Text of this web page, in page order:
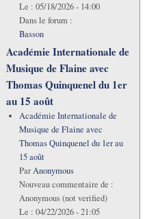
Le : 05/18/2026 - 14:00
Dans le forum :
Basson
Académie Internationale de
Musique de Flaine avec
Thomas Quinquenel du 1er
au 15 août
Académie Internationale de
Musique de Flaine avec
Thomas Quinquenel du 1er au
15 août
ParAnonymous
Nouveau commentaire de :
Anonymous (not verified)
Le : 04/22/2026 - 21:05